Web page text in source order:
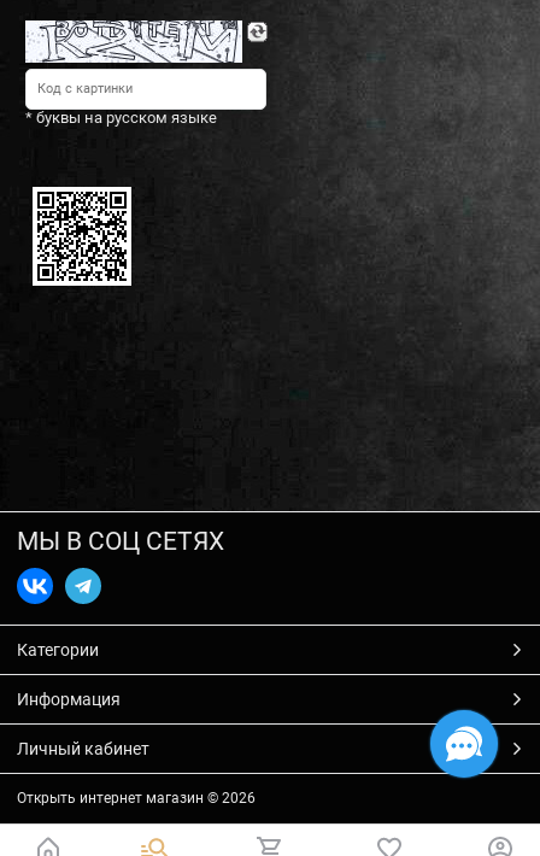
* буквы на русском языке
МЫ В СОЦ СЕТЯХ
Категории
Информация
Личный кабинет
Открыть интернет магазин © 2026